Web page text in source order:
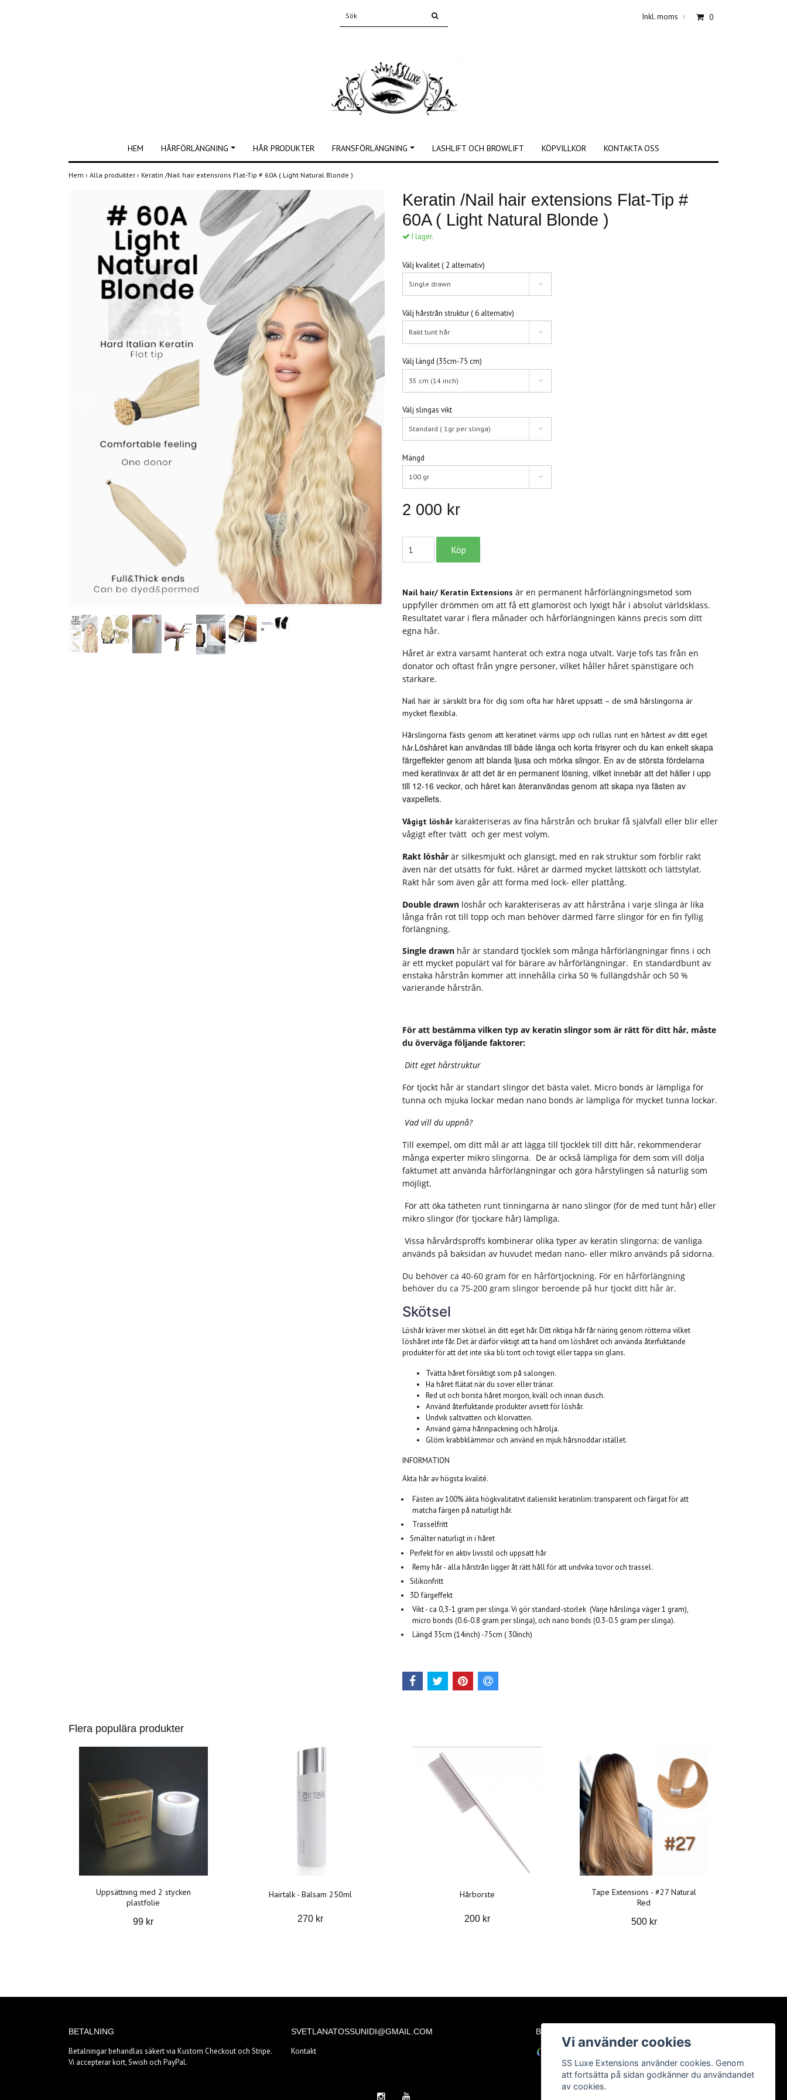
Inkl. moms ▾ 0
HEM HÅRFÖRLÄNGNING HÅR PRODUKTER FRANSFÖRLÄNGNING LASHLIFT OCH BROWLIFT KÖPVILLKOR KONTAKTA OSS
Hem › Alla produkter › Keratin /Nail hair extensions Flat-Tip # 60A ( Light Natural Blonde )
Keratin /Nail hair extensions Flat-Tip #
60A ( Light Natural Blonde )
I lager.
Välj kvalitet ( 2 alternativ)
Single drawn
Välj hårstrån struktur ( 6 alternativ)
Rakt tunt hår
Välj längd (35cm-75 cm)
35 cm (14 inch)
Välj slingas vikt
Standard ( 1gr per slinga)
Mängd
100 gr
2 000 kr
Nail hair/ Keratin Extensions är en permanent hårförlängningsmetod som
uppfyller drömmen om att få ett glamoröst och lyxigt hår i absolut världsklass.
Resultatet varar i flera månader och hårförlängningen känns precis som ditt
egna hår.
Håret är extra varsamt hanterat och extra noga utvalt. Varje tofs tas från en
donator och oftast från yngre personer, vilket håller håret spänstigare och
starkare.
Nail hair är särskilt bra för dig som ofta har håret uppsatt – de små hårslingorna är
mycket flexibla.
Hårslingorna fästs genom att keratinet värms upp och rullas runt en hårtest av ditt eget
hår.Löshåret kan användas till både långa och korta frisyrer och du kan enkelt skapa
färgeffekter genom att blanda ljusa och mörka slingor. En av de största fördelarna
med keratinvax är att det är en permanent lösning, vilket innebär att det håller i upp
till 12-16 veckor, och håret kan återanvändas genom att skapa nya fästen av
vaxpellets.
Vågigt löshår karakteriseras av fina hårstrån och brukar få självfall eller blir eller
vågigt efter tvätt och ger mest volym.
Rakt löshår är silkesmjukt och glansigt, med en rak struktur som förblir rakt
även när det utsätts för fukt. Håret är därmed mycket lättskött och lättstylat.
Rakt hår som även går att forma med lock- eller plattång.
Double drawn löshår och karakteriseras av att hårstråna i varje slinga är lika
långa från rot till topp och man behöver därmed färre slingor för en fin fyllig
förlängning.
Single drawn hår är standard tjocklek som många hårförlängningar finns i och
är ett mycket populärt val för bärare av hårförlängningar. En standardbunt av
enstaka hårstrån kommer att innehålla cirka 50 % fullängdshår och 50 %
varierande hårstrån.
För att bestämma vilken typ av keratin slingor som är rätt för ditt hår, måste
du överväga följande faktorer:
Ditt eget hårstruktur
För tjockt hår är standart slingor det bästa valet. Micro bonds är lämpliga för
tunna och mjuka lockar medan nano bonds är lämpliga för mycket tunna lockar.
Vad vill du uppnå?
Till exempel, om ditt mål är att lägga till tjocklek till ditt hår, rekommenderar
många experter mikro slingorna. De är också lämpliga för dem som vill dölja
faktumet att använda hårförlängningar och göra hårstylingen så naturlig som
möjligt.
För att öka tätheten runt tinningarna är nano slingor (för de med tunt hår) eller
mikro slingor (för tjockare hår) lämpliga.
Vissa hårvårdsproffs kombinerar olika typer av keratin slingorna: de vanliga
används på baksidan av huvudet medan nano- eller mikro används på sidorna.
Du behöver ca 40-60 gram för en hårförtjockning. För en hårförlängning
behöver du ca 75-200 gram slingor beroende på hur tjockt ditt hår är.
Skötsel
Löshår kräver mer skötsel än ditt eget hår. Ditt riktiga hår får näring genom rötterna vilket
löshåret inte får. Det är därför viktigt att ta hand om löshåret och använda återfuktande
produkter för att det inte ska bli torrt och tovigt eller tappa sin glans.
Tvätta håret försiktigt som på salongen.
Ha håret flätat när du sover eller tränar.
Red ut och borsta håret morgon, kväll och innan dusch.
Använd återfuktande produkter avsett för löshår.
Undvik saltvatten och klorvatten.
Använd gärna hårinpackning och hårolja.
Glöm krabbklämmor och använd en mjuk hårsnoddar istället.
INFORMATION
Äkta hår av högsta kvalité.
Fästen av 100% äkta högkvalitativt italienskt keratinlim: transparent och färgat för att
matcha färgen på naturligt hår.
Trasselfritt
Smälter naturligt in i håret
Perfekt för en aktiv livsstil och uppsatt hår
Remy hår - alla hårstrån ligger åt rätt håll för att undvika tovor och trassel.
Silikonfritt
3D färgeffekt
Vikt - ca 0,3-1 gram per slinga. Vi gör standard-storlek (Varje hårslinga väger 1 gram),
micro bonds (0.6-0.8 gram per slinga), och nano bonds (0.3-0.5 gram per slinga).
Längd 35cm (14inch) -75cm ( 30inch)
Flera populära produkter
Uppsättning med 2 stycken
plastfolie
99 kr
Hairtalk - Balsam 250ml
270 kr
Hårborste
200 kr
Tape Extensions - #27 Natural
Red
500 kr
BETALNING
Betalningar behandlas säkert via Kustom Checkout och Stripe.
Vi accepterar kort, Swish och PayPal.
SVETLANATOSSUNIDI@GMAIL.COM
Kontakt
BETALSÄTT
Vi använder cookies
SS Luxe Extensions använder cookies. Genom
att fortsätta på sidan godkänner du användandet
av cookies.